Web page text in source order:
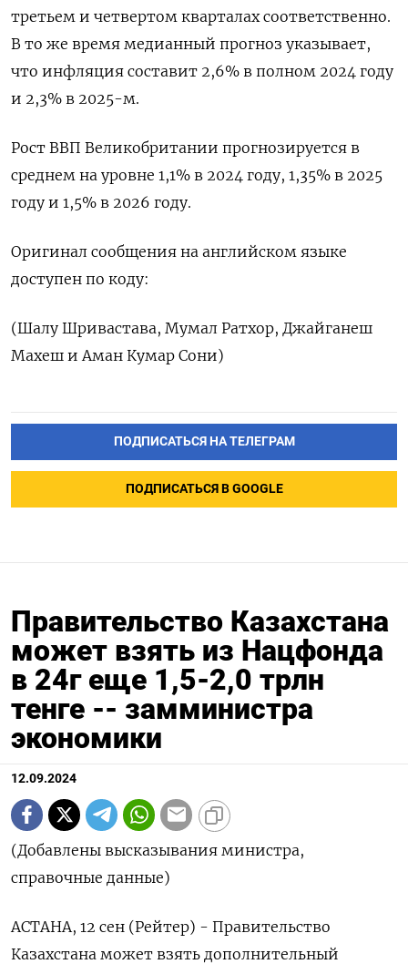
третьем и четвертом кварталах соответственно.
В то же время медианный прогноз указывает,
что инфляция составит 2,6% в полном 2024 году
и 2,3% в 2025-м.
Рост ВВП Великобритании прогнозируется в
среднем на уровне 1,1% в 2024 году, 1,35% в 2025
году и 1,5% в 2026 году.
Оригинал сообщения на английском языке
доступен по коду:
(Шалу Шривастава, Мумал Ратхор, Джайганеш
Махеш и Аман Кумар Сони)
ПОДПИСАТЬСЯ НА ТЕЛЕГРАМ
ПОДПИСАТЬСЯ В GOOGLE
Правительство Казахстана
может взять из Нацфонда
в 24г еще 1,5-2,0 трлн
тенге -- замминистра
экономики
12.09.2024
(Добавлены высказывания министра,
справочные данные)
АСТАНА, 12 сен (Рейтер) - Правительство
Казахстана может взять дополнительный